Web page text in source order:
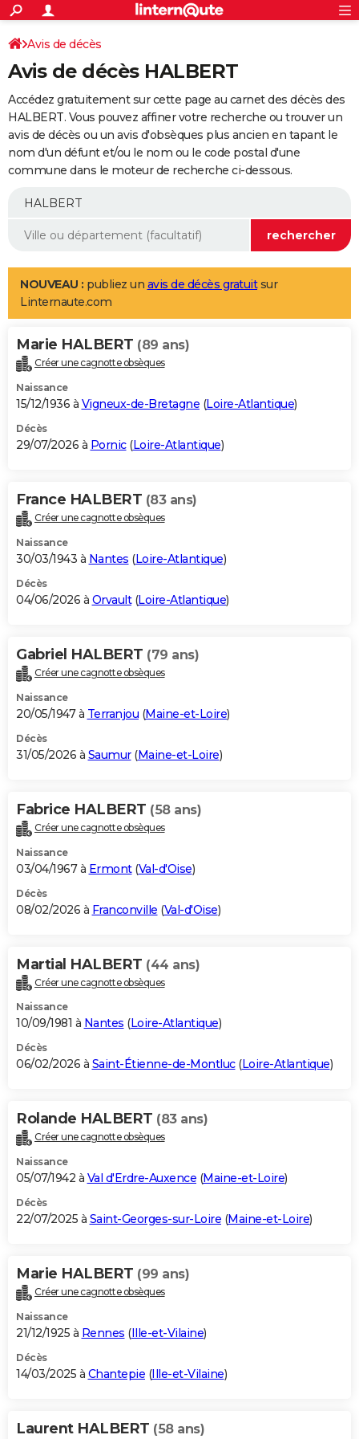
ACTUALITÉS
Politique
Société
Faits Divers
Education
Monde
Villes
+
SPORT
Coupe du monde 2026
Football
Tennis
Cyclisme
Rugby
Forum
Programme TV
TNT
Streaming
Cinéma
Sorties cinéma
Musique
+
FINANCE
Retraite
Epargne
Immobilier
Risques naturels par ville
Banque
Assurance
AUTO
Essais
Réserver un essai
Citadines
Berlines
SUV
Forum auto
+
Mobiles
Meilleur smartphone
Internet
Ordinateurs
Jeux vidéo
Guide high-tech
Aménagement intérieur
LIFESTYLE
Art de vivre
Bien-être
Loisirs
Mode
Modes de vie
Alimentation
Guide de la santé
Maladies
Médicaments
Sommeil
VOYAGE
Destinations
City break
Voyage nature
Voyage de noces
Forum
Climat
+PHOTO
GUIDES D'ACHAT
BONS PLANS
Carte de Noël
Carte Bonne année
Carte Saint-Valentin
Carte Pâques
Carte d'anniversaire
DICTIONNAIRE
Dictionnaire
Biographies
Citations
Expressions
Proverbes
PROGRAMME TV
S'inscrire
Se connecter
Lycées
Collèges
Primaires
Universités
Entreprises
Service militaire
Avis de recherche
AVIS DE DÉCÈS
Bricolage
Lifestyle
Culture
Sport
Auto
Television
Voyage
Cinema
Avis de décès
Avis de décès HALBERT
Accédez gratuitement sur cette page au carnet des décès des
HALBERT. Vous pouvez affiner votre recherche ou trouver un
avis de décès ou un avis d'obsèques plus ancien en tapant le
nom d'un défunt et/ou le nom ou le code postal d'une
commune dans le moteur de recherche ci-dessous.
NOUVEAU : publiez un avis de décès gratuitsur
Linternaute.com
Marie HALBERT (89 ans)
Créer une cagnotte obsèques
Naissance
15/12/1936 à Vigneux-de-Bretagne (Loire-Atlantique)
Décès
29/07/2026 à Pornic(Loire-Atlantique)
France HALBERT (83 ans)
Créer une cagnotte obsèques
Naissance
30/03/1943 à Nantes (Loire-Atlantique)
Décès
04/06/2026 à Orvault(Loire-Atlantique)
Gabriel HALBERT (79 ans)
Créer une cagnotte obsèques
Naissance
20/05/1947 à Terranjou (Maine-et-Loire)
Décès
31/05/2026 à Saumur(Maine-et-Loire)
Fabrice HALBERT (58 ans)
Créer une cagnotte obsèques
Naissance
03/04/1967 à Ermont(Val-d'Oise)
Décès
08/02/2026 à Franconville (Val-d'Oise)
Martial HALBERT (44 ans)
Créer une cagnotte obsèques
Naissance
10/09/1981 à Nantes (Loire-Atlantique)
Décès
06/02/2026 à Saint-Étienne-de-Montluc(Loire-Atlantique)
Rolande HALBERT (83 ans)
Créer une cagnotte obsèques
Naissance
05/07/1942 à Val d'Erdre-Auxence (Maine-et-Loire)
Décès
22/07/2025 à Saint-Georges-sur-Loire (Maine-et-Loire)
Marie HALBERT (99 ans)
Créer une cagnotte obsèques
Naissance
21/12/1925 à Rennes (Ille-et-Vilaine)
Décès
14/03/2025 à Chantepie (Ille-et-Vilaine)
Laurent HALBERT (58 ans)